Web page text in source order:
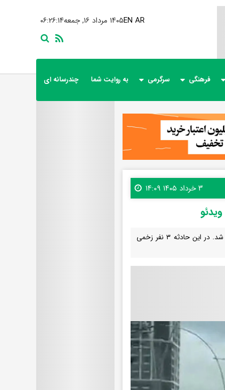
۰۶:۲۶:۱۵ ۱۴۰۵ مرداد ۱۶, جمعهEN AR
فرهنگی سرگرمی به روایت شما چندرسانه ای
۳ خرداد ۱۴۰۵ ۱۴:۰۹
در آنکارا، کامیونی که دمپر آن باز مانده بود به پل عابر پیاده برخورد کرد و پل تخریب شد. در این حادثه ۳ نفر زخمی